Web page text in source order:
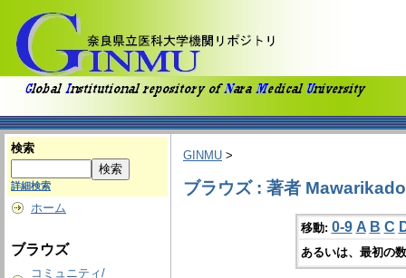
検索
詳細検索
ホーム
ブラウズ
コミュニティ/
GINMU >
ブラウズ : 著者
移動: 0-9 A B C
あるいは、最初の